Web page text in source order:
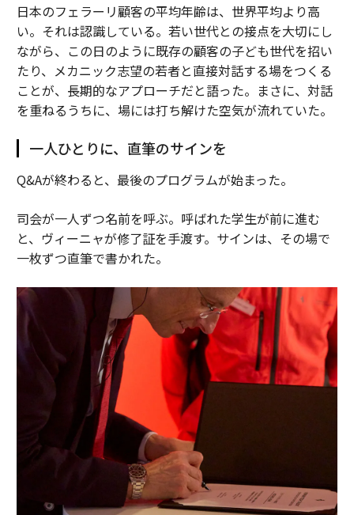
日本のフェラーリ顧客の平均年齢は、世界平均より高
い。それは認識している。若い世代との接点を大切にし
ながら、この日のように既存の顧客の子ども世代を招い
たり、メカニック志望の若者と直接対話する場をつくる
ことが、長期的なアプローチだと語った。まさに、対話
を重ねるうちに、場には打ち解けた空気が流れていた。
一人ひとりに、直筆のサインを
Q&Aが終わると、最後のプログラムが始まった。
司会が一人ずつ名前を呼ぶ。呼ばれた学生が前に進む
と、ヴィーニャが修了証を手渡す。サインは、その場で
一枚ずつ直筆で書かれた。